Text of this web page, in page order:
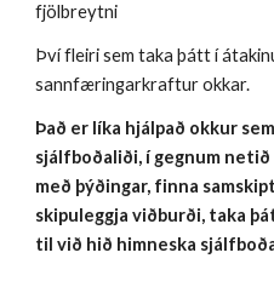
fjölbreytni
Því fleiri sem taka þátt í
sannfæringarkraftur okkar.
Það er líka hjálpað okkur
sjálfboðaliði, í gegnum netið
með þýðingar, finna
skipuleggja viðburði, taka
til við hið himneska